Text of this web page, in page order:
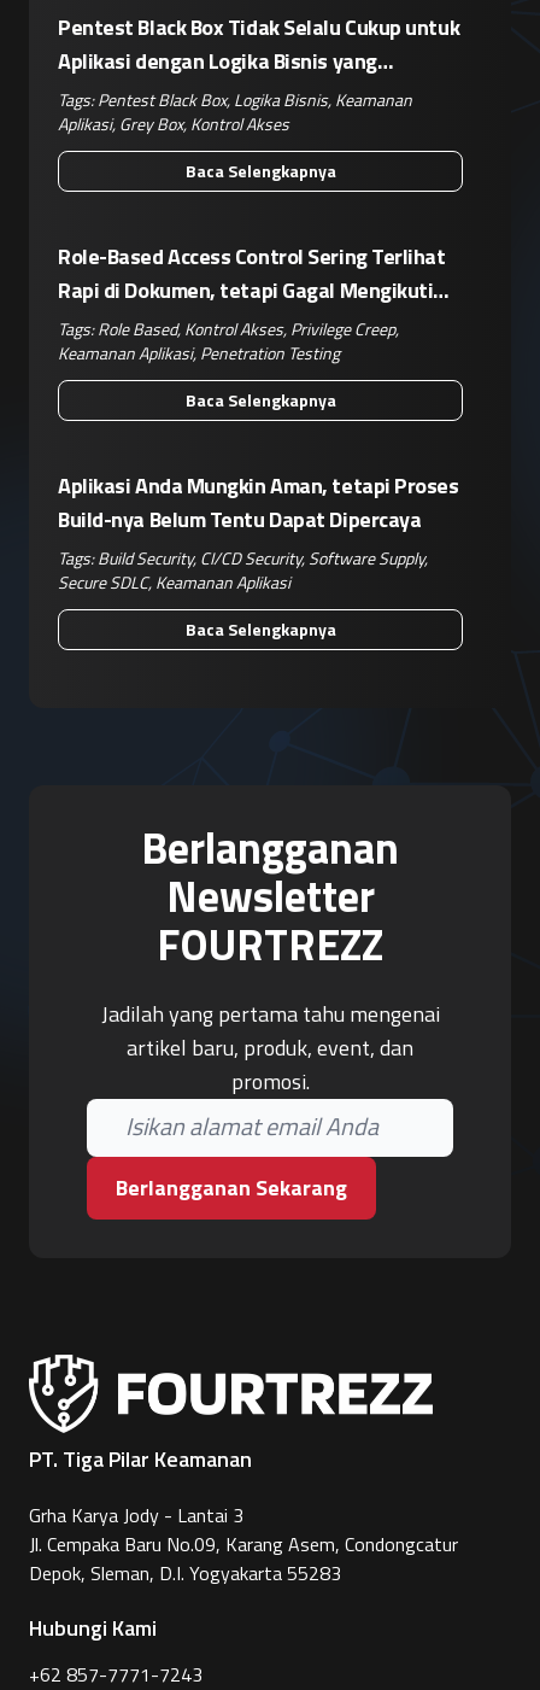
Pentest Black Box Tidak Selalu Cukup untuk
Aplikasi dengan Logika Bisnis yang
Kompleks
Tags:Pentest Black Box,Logika Bisnis,Keamanan
Aplikasi,Grey Box,Kontrol Akses
Baca Selengkapnya
Role-Based Access Control Sering Terlihat
Rapi di Dokumen, tetapi Gagal Mengikuti
Operasional Nyata
Tags:Role Based,Kontrol Akses,Privilege Creep,
Keamanan Aplikasi,Penetration Testing
Baca Selengkapnya
Aplikasi Anda Mungkin Aman, tetapi Proses
Build-nya Belum Tentu Dapat Dipercaya
Tags:Build Security,CI/CD Security,Software Supply,
Secure SDLC,Keamanan Aplikasi
Baca Selengkapnya
Berlangganan
Newsletter
FOURTREZZ
Jadilah yang pertama tahu mengenai
artikel baru, produk, event, dan
promosi.
Berlangganan Sekarang
PT. Tiga Pilar Keamanan
Grha Karya Jody - Lantai 3
Jl. Cempaka Baru No.09, Karang Asem, Condongcatur
Depok, Sleman, D.I. Yogyakarta 55283
Hubungi Kami
+62 857-7771-7243